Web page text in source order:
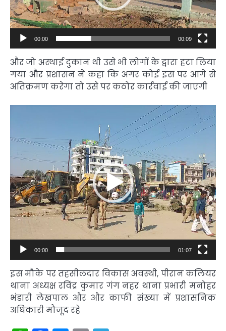
00:00 00:09
और जो अस्थाई दुकान थी उसे भी लोगों के द्वारा हटा लिया
गया और प्रशासन ने कहा कि अगर कोई इस पर आगे से
अतिक्रमण करेगा तो उसे पर कठोर कार्रवाई की जाएगी
00:00 01:07
इस मौके पर तहसीलदार विकास अवस्थी, पीरान कलियर
थाना अध्यक्ष रविंद्र कुमार गंग नहर थाना प्रभारी मनोहर
भंडारी लेखपाल और और काफी संख्या में प्रशासनिक
अधिकारी मौजूद रहे